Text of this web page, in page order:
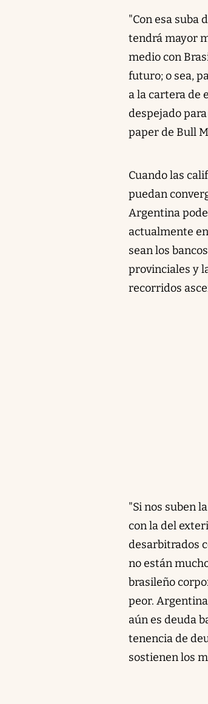
"Con esa suba
tendrá mayor
medio con
futuro; o sea,
a la cartera de
despejado
paper de Bull
Cuando las
puedan
Argentina
actualmente
sean los
provinciales y
recorridos
"Si nos suben
con la del
desarbitrados
no están
brasileño
peor.
aún es deuda
tenencia de
sostienen los